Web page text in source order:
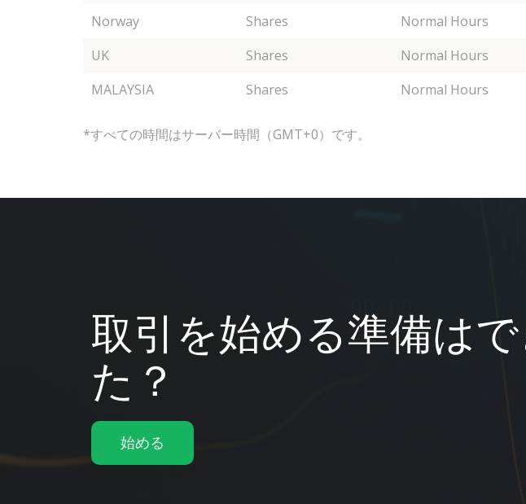
Norway
Shares Normal Hours
UK
Shares Normal Hours
MALAYSIA
Shares Normal Hours
*すべての時間はサーバー時間（GMT+0）です。
取引を始める準備は
た？
始める